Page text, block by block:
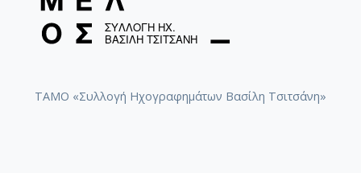
ΤΑΜΟ «Συλλογή Ηχογραφημάτων Βασίλη Τσιτσάνη»